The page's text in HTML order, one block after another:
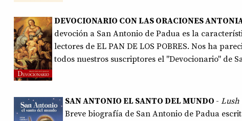
DEVOCIONARIO CON LAS ORACIONES
devoción a San Antonio de Padua es la
lectores de EL PAN DE LOS POBRES. Nos ha
todos nuestros suscriptores el "Devocionario" de
SAN ANTONIO EL SANTO DEL MUNDO - Lush
Breve biografía de San Antonio de Padua